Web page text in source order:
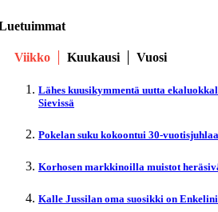
Viikko Kuukausi Vuosi
Lähes kuusikymmentä uutta
Sievissä
Pokelan suku kokoontui 30-
Korhosen markkinoilla muistot
Kalle Jussilan oma suosikki on